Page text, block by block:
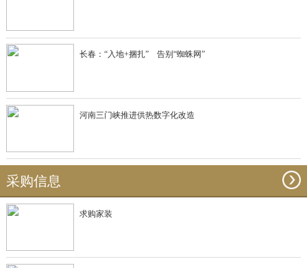
长春：“入地+捆扎” 告别“蜘蛛网”
河南三门峡推进供热数字化改造
采购信息
求购家装